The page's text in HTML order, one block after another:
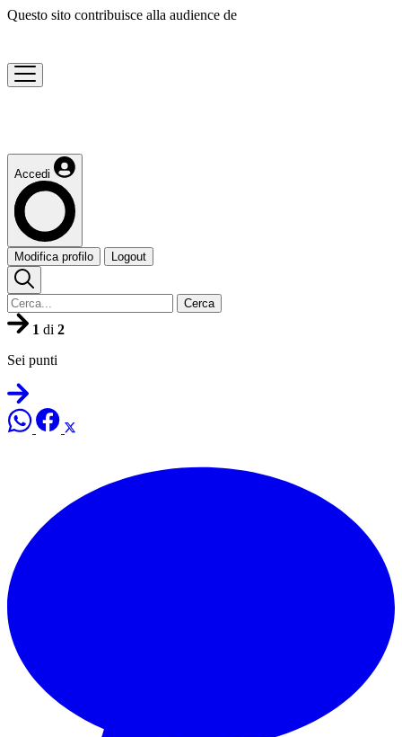
Questo sito contribuisce alla audience de
Accedi
Modifica profilo Logout
Cerca
1 di 2
Sei punti